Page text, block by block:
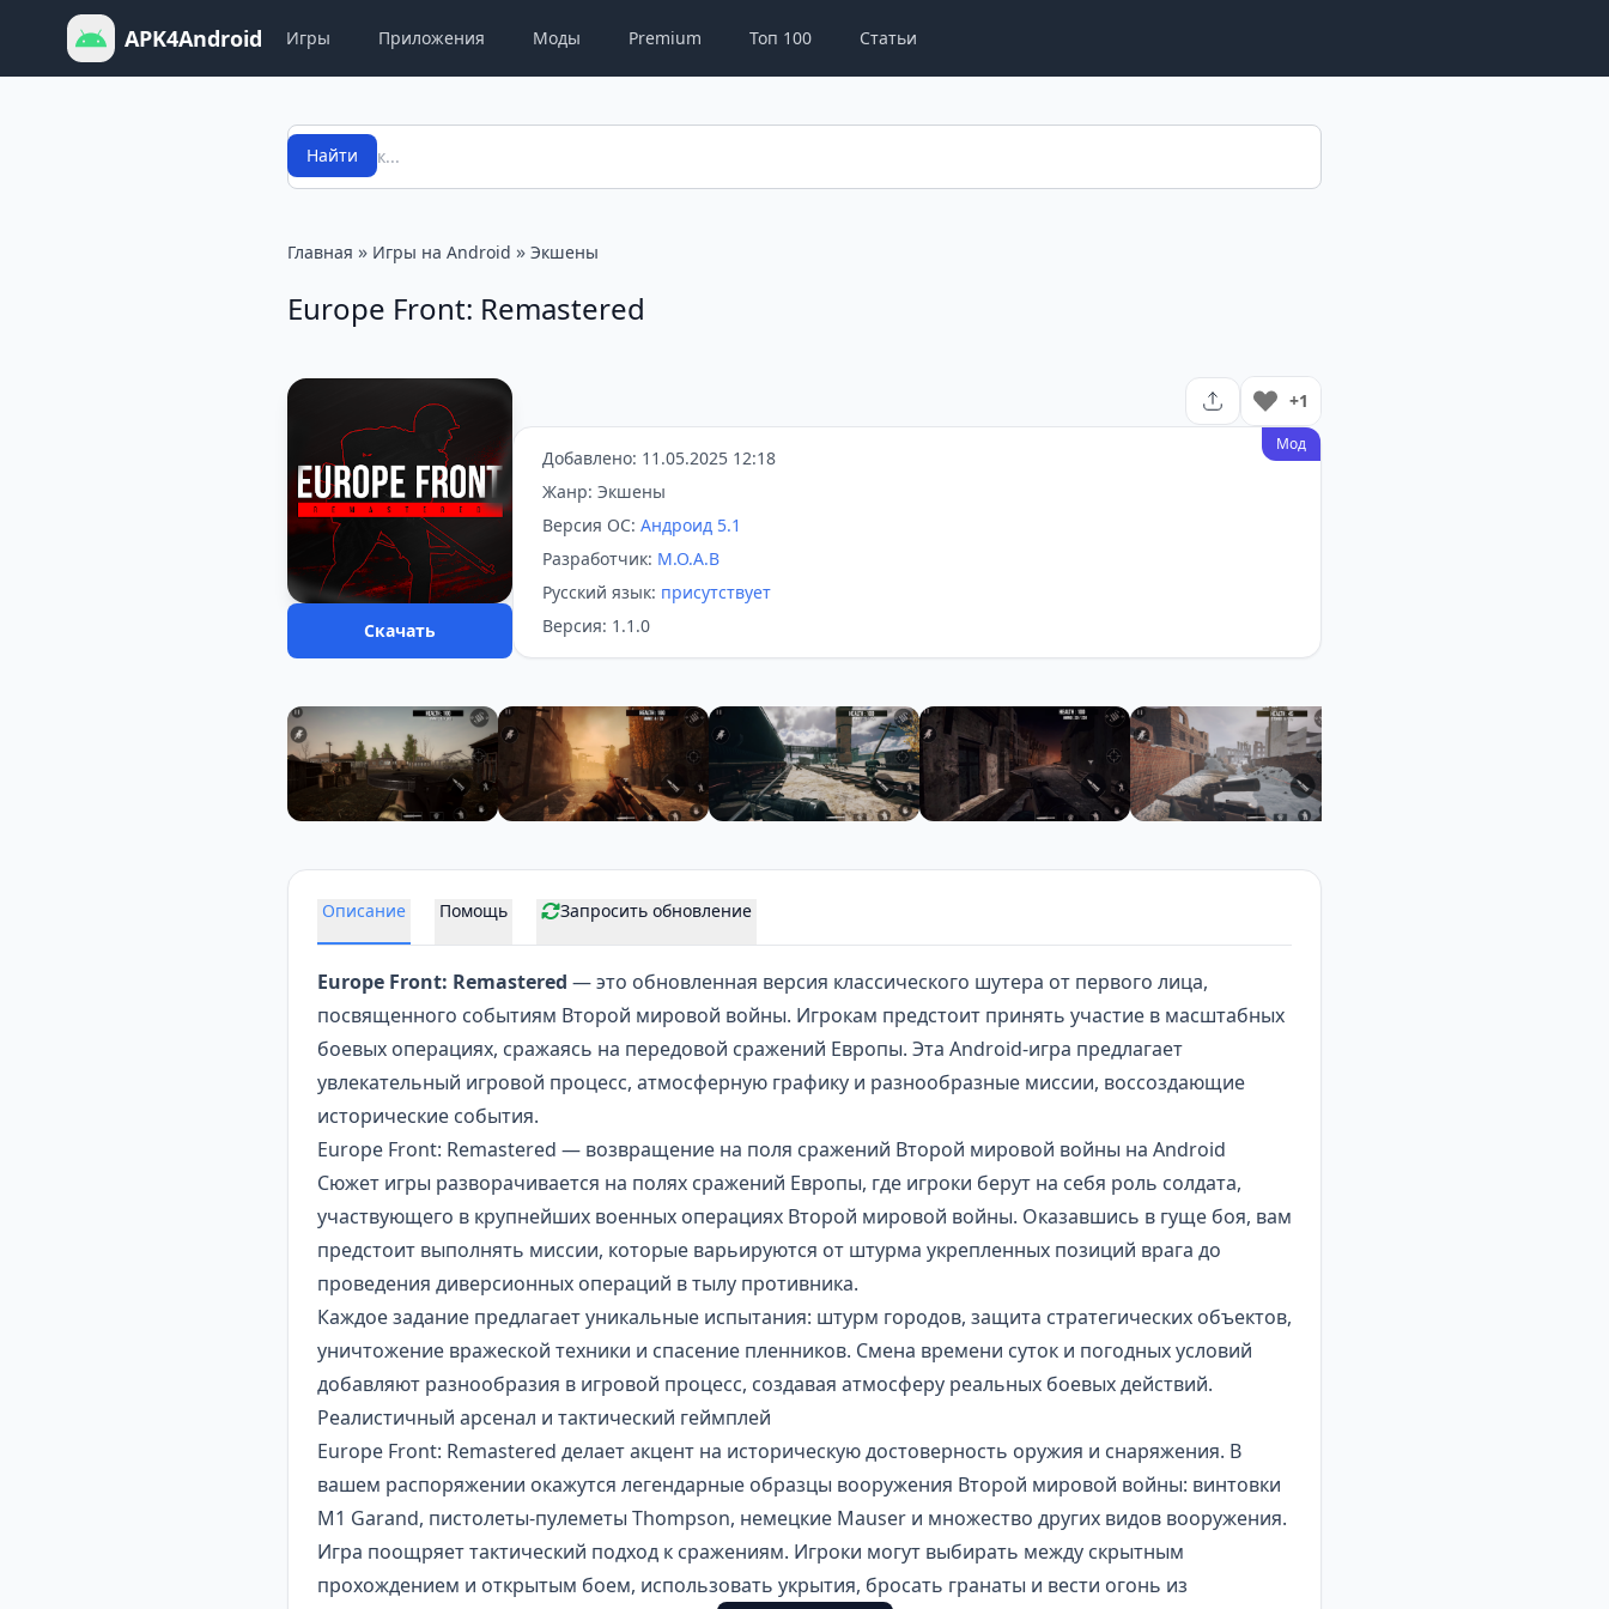
APK4Android Игры Приложения Моды Premium Топ 100 Статьи
Поиск
Найти
Главная » Игры на Android » Экшены
Europe Front: Remastered
Скачать
+1
Мод
Добавлено: 11.05.2025 12:18
Жанр: Экшены
Версия ОС: Андроид 5.1
Разработчик: M.O.A.B
Русский язык: присутствует
Версия: 1.1.0
Описание Помощь Запросить обновление
Europe Front: Remastered — это обновленная версия классического шутера от первого лица,
посвященного событиям Второй мировой войны. Игрокам предстоит принять участие в масштабных
боевых операциях, сражаясь на передовой сражений Европы. Эта Android-игра предлагает
увлекательный игровой процесс, атмосферную графику и разнообразные миссии, воссоздающие
исторические события.
Europe Front: Remastered — возвращение на поля сражений Второй мировой войны на Android
Сюжет игры разворачивается на полях сражений Европы, где игроки берут на себя роль солдата,
участвующего в крупнейших военных операциях Второй мировой войны. Оказавшись в гуще боя, вам
предстоит выполнять миссии, которые варьируются от штурма укрепленных позиций врага до
проведения диверсионных операций в тылу противника.
Каждое задание предлагает уникальные испытания: штурм городов, защита стратегических объектов,
уничтожение вражеской техники и спасение пленников. Смена времени суток и погодных условий
добавляют разнообразия в игровой процесс, создавая атмосферу реальных боевых действий.
Реалистичный арсенал и тактический геймплей
Europe Front: Remastered делает акцент на историческую достоверность оружия и снаряжения. В
вашем распоряжении окажутся легендарные образцы вооружения Второй мировой войны: винтовки
M1 Garand, пистолеты-пулеметы Thompson, немецкие Mauser и множество других видов вооружения.
Игра поощряет тактический подход к сражениям. Игроки могут выбирать между скрытным
прохождением и открытым боем, использовать укрытия, бросать гранаты и вести огонь из